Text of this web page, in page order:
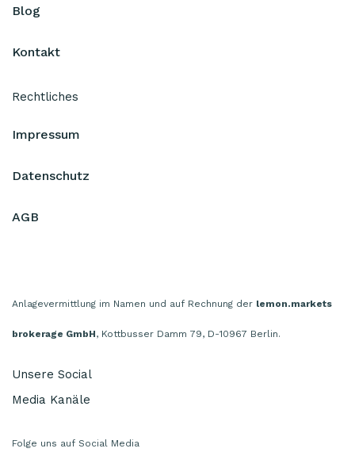
Blog
Kontakt
Rechtliches
Impressum
Datenschutz
AGB
Anlagevermittlung im Namen und auf Rechnung der lemon.markets
brokerage GmbH, Kottbusser Damm 79, D-10967 Berlin.
Unsere Social
Media Kanäle
Folge uns auf Social Media